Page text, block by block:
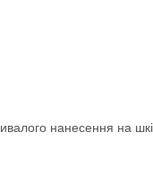
нанесення на